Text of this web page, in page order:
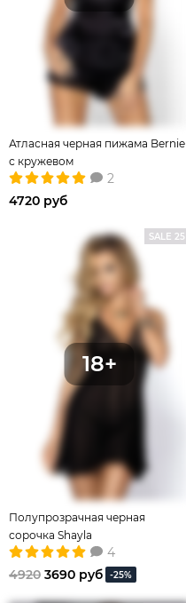
Атласная черная пижама Bernie
с кружевом
2
4720 руб
SALE 25
Полупрозрачная черная
сорочка Shayla
4
4920 3690 руб -25%